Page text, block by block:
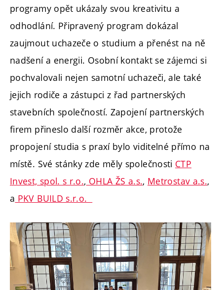
programy opět ukázaly svou kreativitu a
odhodlání. Připravený program dokázal
zaujmout uchazeče o studium a přenést na ně
nadšení a energii. Osobní kontakt se zájemci si
pochvalovali nejen samotní uchazeči, ale také
jejich rodiče a zástupci z řad partnerských
stavebních společností. Zapojení partnerských
firem přineslo další rozměr akce, protože
propojení studia s praxí bylo viditelné přímo na
místě. Své stánky zde měly společnosti CTP
Invest, spol. s r.o., OHLA ŽS a.s., Metrostav a.s.,
a PKV BUILD s.r.o.